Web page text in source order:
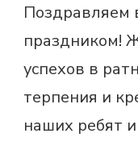
Поздравляем
праздником!
успехов в
терпения и
наших ребят